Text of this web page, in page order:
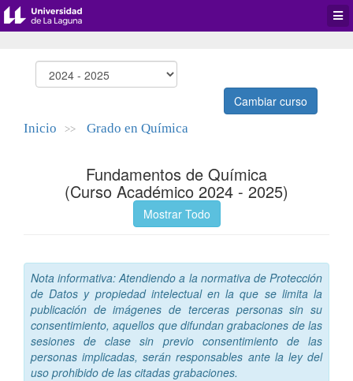
Cambiar curso
Inicio >> Grado en Química
Fundamentos de Química
(Curso Académico 2024 - 2025)
Mostrar Todo
Nota informativa: Atendiendo a la normativa de Protección
de Datos y propiedad intelectual en la que se limita la
publicación de imágenes de terceras personas sin su
consentimiento, aquellos que difundan grabaciones de las
sesiones de clase sin previo consentimiento de las
personas implicadas, serán responsables ante la ley del
uso prohibido de las citadas grabaciones.